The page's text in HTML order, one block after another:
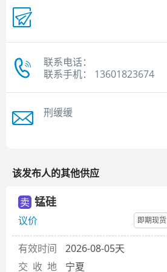
联系电话：
联系手机： 13601823674
刑缓缓
该发布人的其他供应
卖 锰硅
议价 即期现货
有效时间
2026-08-05天
交 收 地
宁夏